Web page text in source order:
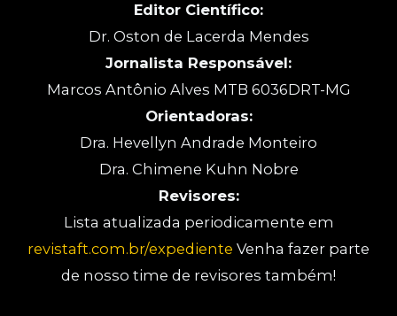
Editor Científico:
Dr. Oston de Lacerda Mendes
Jornalista Responsável:
Marcos Antônio Alves MTB 6036DRT-MG
Orientadoras:
Dra. Hevellyn Andrade Monteiro
Dra. Chimene Kuhn Nobre
Revisores:
Lista atualizada periodicamente em
revistaft.com.br/expediente Venha fazer parte
de nosso time de revisores também!